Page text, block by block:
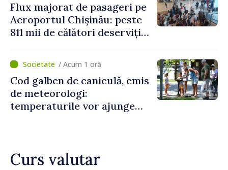
Flux majorat de pasageri pe
Aeroportul Chișinău: peste
811 mii de călători deserviți
/ Acum 1 oră
Cod galben de caniculă, emis
de meteorologi:
temperaturile vor ajunge
Curs valutar